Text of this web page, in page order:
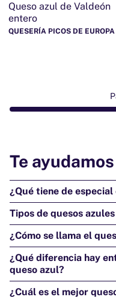
Queso azul de Valdeón
entero
QUESERÍA PICOS DE EUROPA
Te ayudamos
¿Qué tiene de especial
Tipos de quesos azules
¿Cómo se llama el
¿Qué diferencia hay
queso azul?
¿Cuál es el mejor